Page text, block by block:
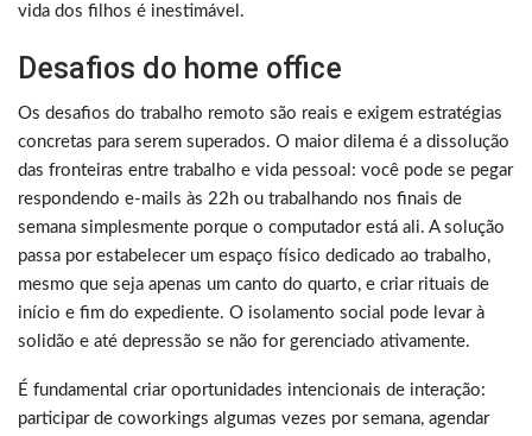
vida dos filhos é inestimável.
Desafios do home office
Os desafios do trabalho remoto são reais e exigem estratégias
concretas para serem superados. O maior dilema é a dissolução
das fronteiras entre trabalho e vida pessoal: você pode se pegar
respondendo e-mails às 22h ou trabalhando nos finais de
semana simplesmente porque o computador está ali. A solução
passa por estabelecer um espaço físico dedicado ao trabalho,
mesmo que seja apenas um canto do quarto, e criar rituais de
início e fim do expediente. O isolamento social pode levar à
solidão e até depressão se não for gerenciado ativamente.
É fundamental criar oportunidades intencionais de interação:
participar de coworkings algumas vezes por semana, agendar